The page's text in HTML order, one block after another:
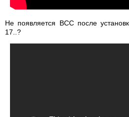
Не появляется BCC после
17..?